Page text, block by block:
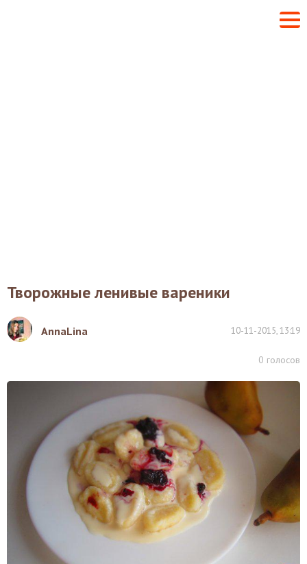
Творожные ленивые вареники
AnnaLina 10-11-2015, 13:19
0 голосов